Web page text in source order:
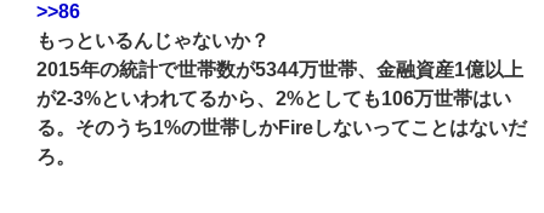
>>86
もっといるんじゃないか？
2015年の統計で世帯数が5344万世帯、金融資産1億以上
が2-3%といわれてるから、2%としても106万世帯はい
る。そのうち1%の世帯しかFireしないってことはないだ
ろ。